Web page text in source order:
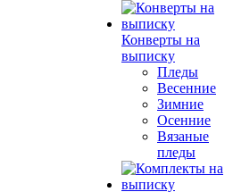
Конверты на
выписку
Пледы
Весенние
Зимние
Осенние
Вязаные
пледы